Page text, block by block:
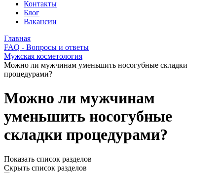
Контакты
Блог
Вакансии
Главная
FAQ - Вопросы и ответы
Мужская косметология
Можно ли мужчинам уменьшить носогубные складки
процедурами?
Можно ли мужчинам
уменьшить носогубные
складки процедурами?
Показать список разделов
Скрыть список разделов